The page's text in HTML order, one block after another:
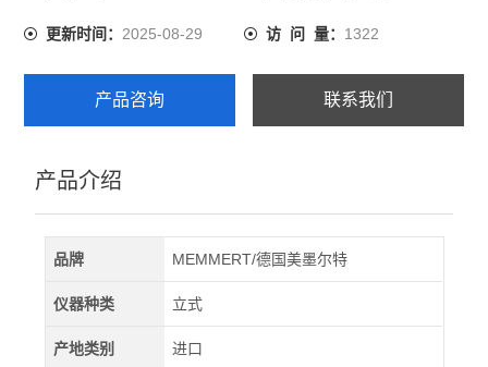
更新时间：2025-08-29 访 问 量： 1322
产品咨询 联系我们
产品介绍
品牌 MEMMERT/德国美墨尔特
仪器种类 立式
产地类别 进口